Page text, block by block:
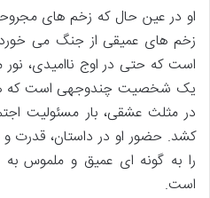
او در عین حال که زخم های
زخم های عمیقی از جنگ می
است که حتی در اوج ناامیدی، نور
یک شخصیت چندوجهی است که
در مثلث عشقی، بار مسئولیت
کشد. حضور او در داستان، قدرت و
را به گونه ای عمیق و ملموس
است.